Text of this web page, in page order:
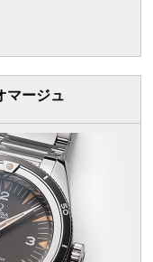
マージュ